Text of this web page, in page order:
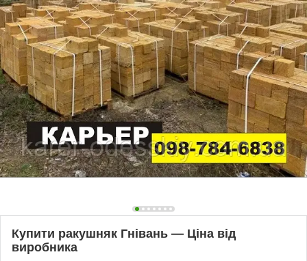
Купити ракушняк Гнівань — Ціна від
виробника